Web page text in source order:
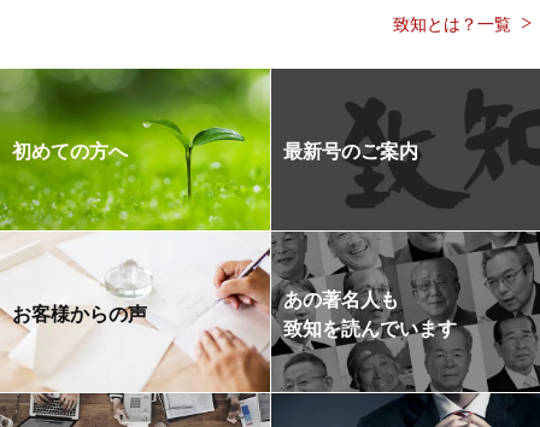
致知とは？一覧
初めての方へ 最新号のご案内
お客様からの声
あの著名人も
致知を読んでいます